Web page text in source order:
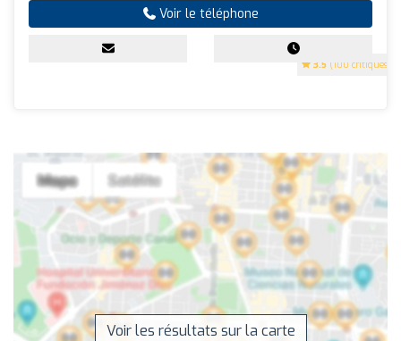
3.5 (100 critiques)
Voir le téléphone
Voir les résultats sur la carte